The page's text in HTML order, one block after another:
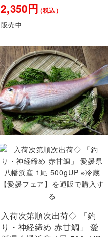
2,350円 （税込）
販売中
入荷次第順次出荷◇ 「釣
り・神経締め 赤甘鯛」 愛